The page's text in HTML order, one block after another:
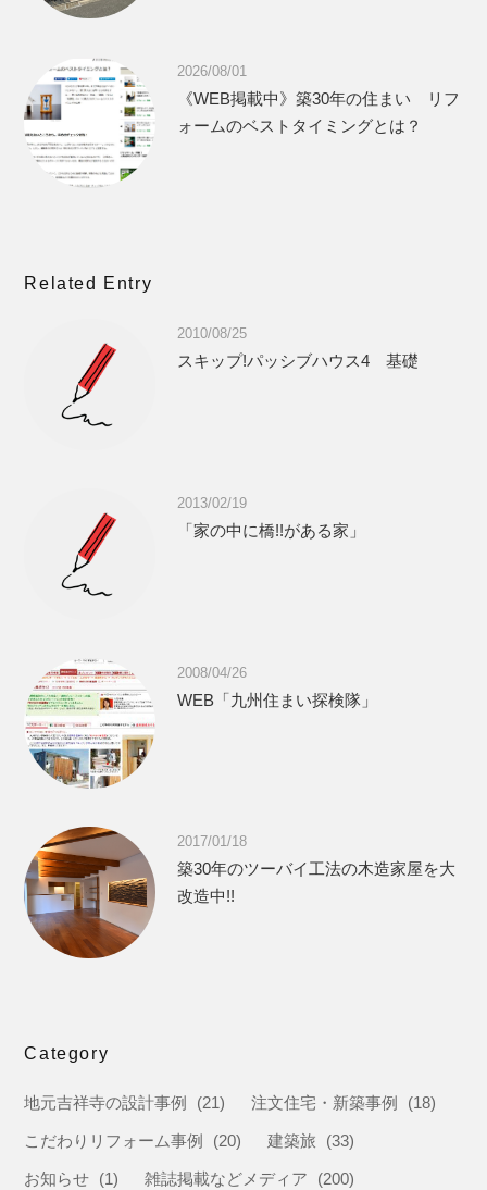
2026/08/01
《WEB掲載中》築30年の住まい リフ
ォームのベストタイミングとは？
Related Entry
2010/08/25
スキップ!パッシブハウス4 基礎
2013/02/19
「家の中に橋!!がある家」
2008/04/26
WEB「九州住まい探検隊」
2017/01/18
築30年のツーバイ工法の木造家屋を大
改造中!!
Category
地元吉祥寺の設計事例 (21) 注文住宅・新築事例 (18)
こだわりリフォーム事例 (20) 建築旅 (33)
お知らせ (1) 雑誌掲載などメディア (200)